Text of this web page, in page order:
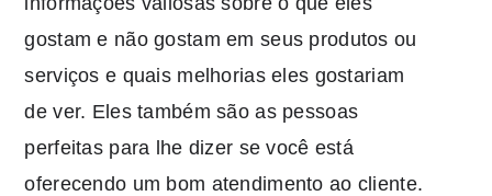
gostam e não gostam em seus produtos ou
serviços e quais melhorias eles gostariam
de ver. Eles também são as pessoas
perfeitas para lhe dizer se você está
oferecendo um bom atendimento ao cliente.